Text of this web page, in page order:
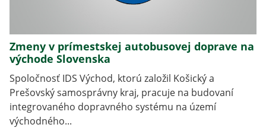
Zmeny v prímestskej autobusovej doprave na
východe Slovenska
Spoločnosť IDS Východ, ktorú založil Košický a
Prešovský samosprávny kraj, pracuje na budovaní
integrovaného dopravného systému na území
východného...